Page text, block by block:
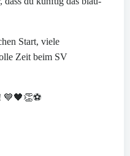
Start, viele
Zeit beim SV
💙🖤👏⚽